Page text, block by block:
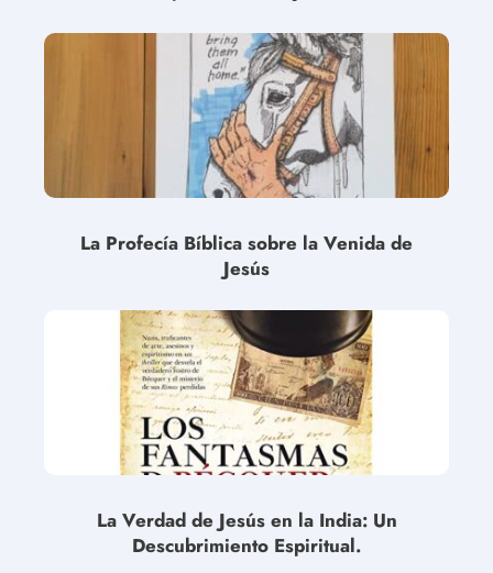
La Profecía Bíblica sobre la Venida de
Jesús
La Verdad de Jesús en la India: Un
Descubrimiento Espiritual.